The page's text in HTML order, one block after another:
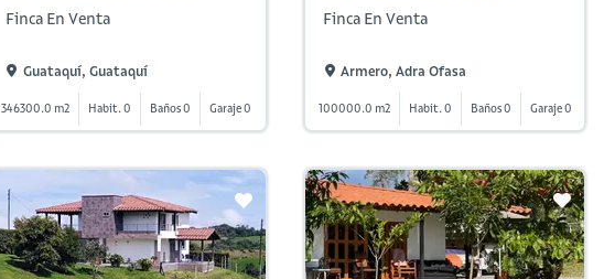
Finca En Venta
Guataquí, Guataquí
346300.0 m2 Habit. 0 Baños 0 Garaje 0
Finca En Venta
Armero, Adra Ofasa
100000.0 m2 Habit. 0 Baños 0 Garaje 0